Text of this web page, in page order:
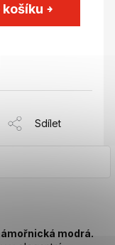
košíku
Sdílet
modrá.